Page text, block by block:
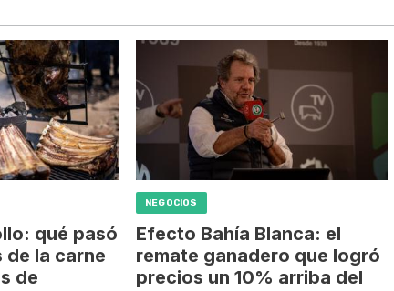
qué pasó
la carne
de
NEGOCIOS
Efecto Bahía Blanca: el
remate ganadero que logró
precios un 10% arriba del